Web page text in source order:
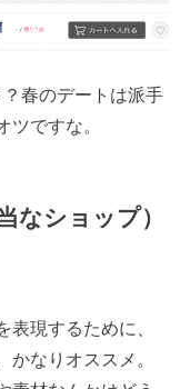
春のデートは派手
ツですな。
なショップ）
表現するために、
なりオススメ。